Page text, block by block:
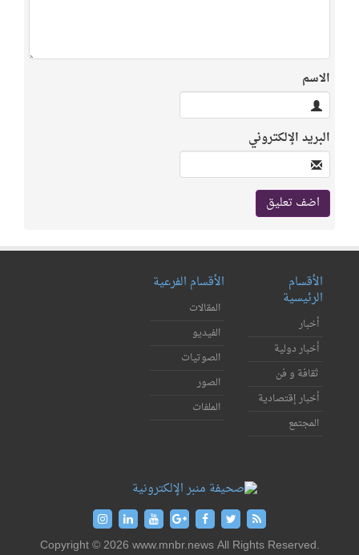
الاسم
البريد الإلكتروني
الأقسام
الرئيسية
أخبار
أخبار دولية
ثقافة و فن
أخبار إقتصادية
المجتمع
الأقسام الفرعية
المقالات
الفيديو
الصوتيات
الصور
الملفات
Copyright © 2026 www.mnbr.news All Rights Reserved.